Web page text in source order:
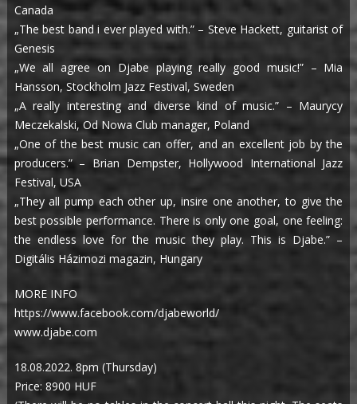
Canada
„The best band i ever played with.” – Steve Hackett, guitarist of
Genesis
„We all agree on Djabe playing really good music!” – Mia
Hansson, Stockholm Jazz Festival, Sweden
„A really interesting and diverse kind of music.” – Maurycy
Meczekalski, Od Nowa Club manager, Poland
„One of the best music can offer, and an excellent job by the
producers.” – Brian Dempster, Hollywood International Jazz
Festival, USA
„They all pump each other up, insire one another, to give the
best possible performance. There is only one goal, one feeling:
the endless love for the music they play. This is Djabe.” –
Digitális Házimozi magazin, Hungary
MORE INFO
https://www.facebook.com/djabeworld/
www.djabe.com
18.08.2022. 8pm (Thursday)
Price: 8900 HUF